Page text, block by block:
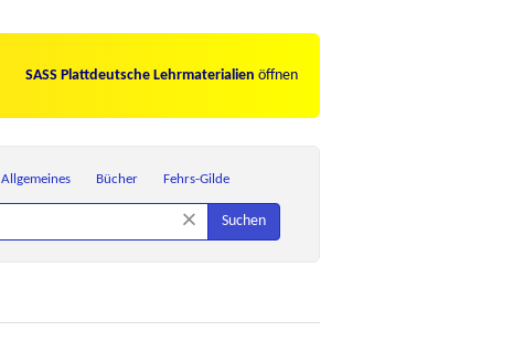
SASS Plattdeutsche Lehrmaterialien öffnen
Allgemeines Bücher Fehrs-Gilde
× Suchen